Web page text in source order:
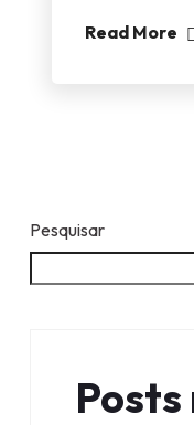
Read More
Pesquisar